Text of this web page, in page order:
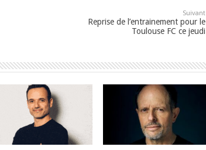
Suivant
Reprise de l’entrainement pour le
Toulouse FC ce jeudi